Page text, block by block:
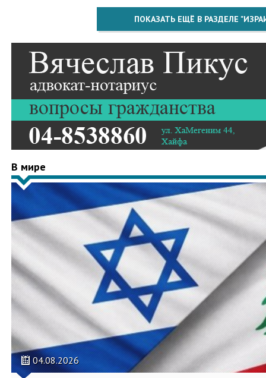
ПОКАЗАТЬ ЕЩЁ В РАЗДЕЛЕ
В мире
04.08.2026